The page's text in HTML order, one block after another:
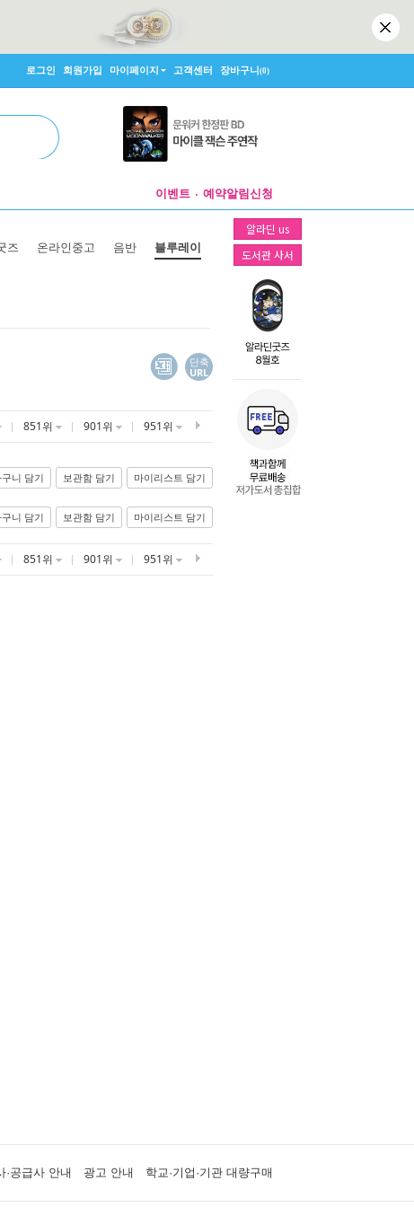
로그인 회원가입 마이페이지 고객센터 장바구니(0)
이벤트 예약알림신청
알라딘 us
도서관 사서
즈 온라인중고 음반 블루레이
단축
URL
851위 901위 951위
구니 담기 보관함 담기 마이리스트 담기
구니 담기 보관함 담기 마이리스트 담기
851위 901위 951위
·공급사 안내 광고 안내 학교·기업·기관 대량구매